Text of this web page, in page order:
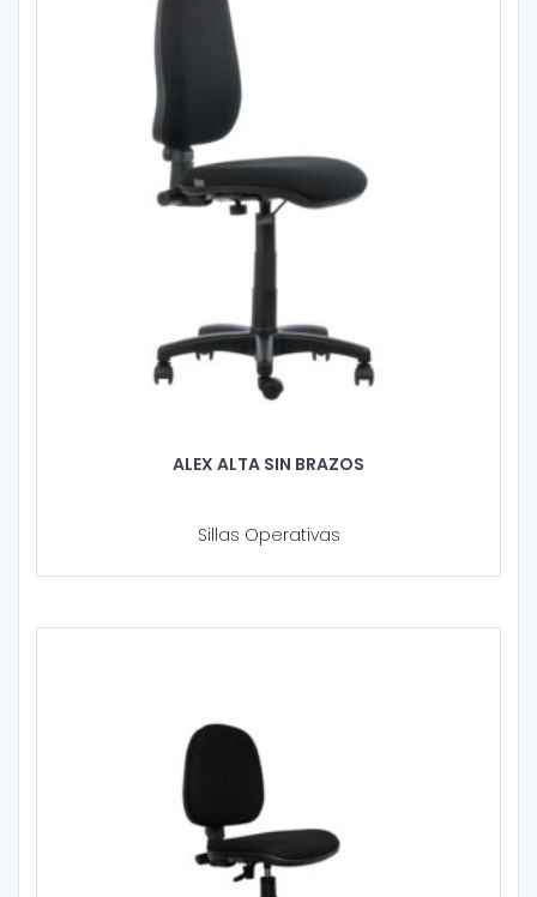
ALEX ALTA SIN BRAZOS
Sillas Operativas